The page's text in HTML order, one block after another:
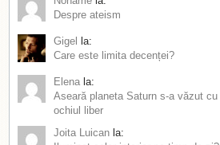
Despre ateism
Gigel
la:
Care este limita decenței?
Elena la:
Aseară planeta Saturn s-a văzut cu
ochiul liber
Joita Luican la: